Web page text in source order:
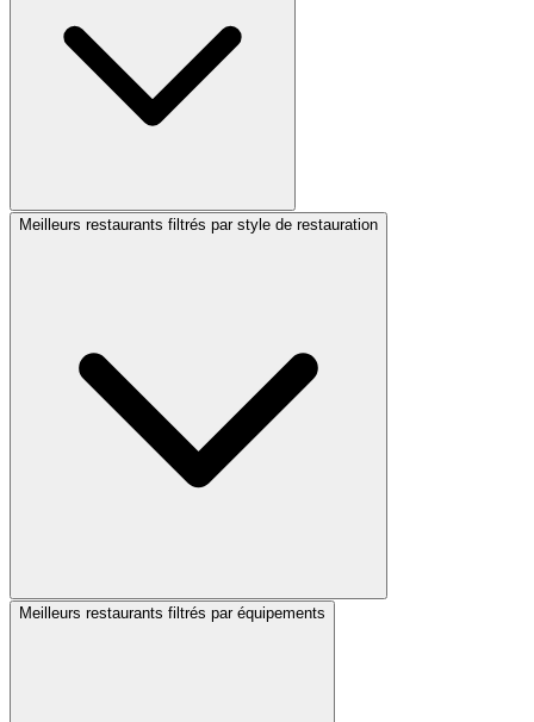
Meilleurs restaurants filtrés par style de restauration
Meilleurs restaurants filtrés par équipements